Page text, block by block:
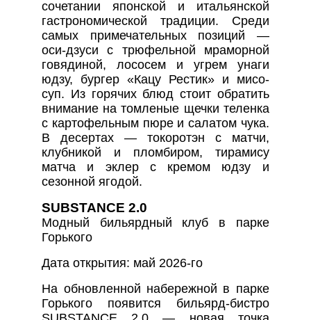
сочетании японской и итальянской
гастрономической традиции. Среди
самых примечательных позиций —
оси-дзуси с трюфельной мраморной
говядиной, лососем и угрем унаги
юдзу, бургер «Кацу Рестик» и мисо-
суп. Из горячих блюд стоит обратить
внимание на томленые щечки теленка
с картофельным пюре и салатом чука.
В десертах — токоротэн с матчи,
клубникой и пломбиром, тирамису
матча и эклер с кремом юдзу и
сезонной ягодой.
SUBSTANCE 2.0
Модный бильярдный клуб в парке
Горького
Дата открытия: май 2026-го
На обновленной набережной в парке
Горького появится бильярд-бистро